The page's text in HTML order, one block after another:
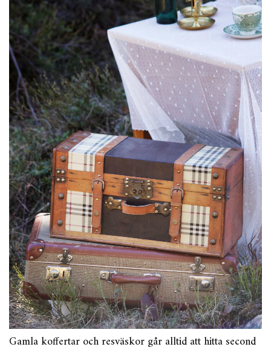
Gamla koffertar och resväskor går alltid att hitta second